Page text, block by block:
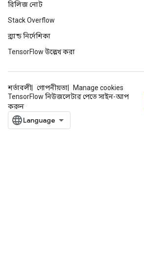
রিলিজ নোট
Stack Overflow
ব্র্যান্ড নির্দেশিকা
TensorFlow উল্লেখ করা
শর্তাবলী গোপনীয়তা
Manage cookies
TensorFlow নিউজলেটার পেতে সাইন-আপ
করুন